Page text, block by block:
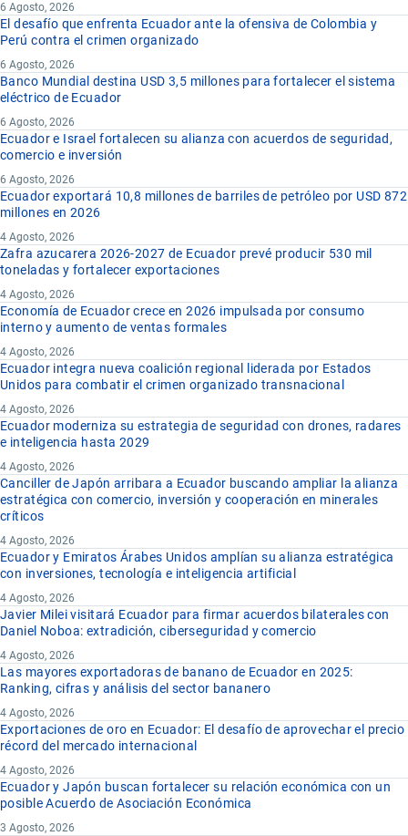
6 Agosto, 2026
El desafío que enfrenta Ecuador ante la ofensiva de Colombia y
Perú contra el crimen organizado
6 Agosto, 2026
Banco Mundial destina USD 3,5 millones para fortalecer el sistema
eléctrico de Ecuador
6 Agosto, 2026
Ecuador e Israel fortalecen su alianza con acuerdos de seguridad,
comercio e inversión
6 Agosto, 2026
Ecuador exportará 10,8 millones de barriles de petróleo por USD 872
millones en 2026
4 Agosto, 2026
Zafra azucarera 2026-2027 de Ecuador prevé producir 530 mil
toneladas y fortalecer exportaciones
4 Agosto, 2026
Economía de Ecuador crece en 2026 impulsada por consumo
interno y aumento de ventas formales
4 Agosto, 2026
Ecuador integra nueva coalición regional liderada por Estados
Unidos para combatir el crimen organizado transnacional
4 Agosto, 2026
Ecuador moderniza su estrategia de seguridad con drones, radares
e inteligencia hasta 2029
4 Agosto, 2026
Canciller de Japón arribara a Ecuador buscando ampliar la alianza
estratégica con comercio, inversión y cooperación en minerales
críticos
4 Agosto, 2026
Ecuador y Emiratos Árabes Unidos amplían su alianza estratégica
con inversiones, tecnología e inteligencia artificial
4 Agosto, 2026
Javier Milei visitará Ecuador para firmar acuerdos bilaterales con
Daniel Noboa: extradición, ciberseguridad y comercio
4 Agosto, 2026
Las mayores exportadoras de banano de Ecuador en 2025:
Ranking, cifras y análisis del sector bananero
4 Agosto, 2026
Exportaciones de oro en Ecuador: El desafío de aprovechar el precio
récord del mercado internacional
4 Agosto, 2026
Ecuador y Japón buscan fortalecer su relación económica con un
posible Acuerdo de Asociación Económica
3 Agosto, 2026